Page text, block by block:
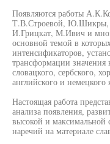
Появляются работы
Т.В.Строевой, Ю.Шикры,
И.Грицкат, М.Ивич и
основной темой в
интенсификаторов,
трансформации значения
словацкого, сербского,
английского и немецкого
Настоящая работа
анализа появления,
высокой и максимальной
наречий на материале